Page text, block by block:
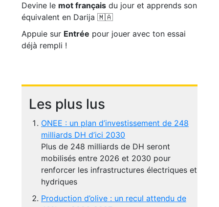
Devine le mot français du jour et apprends son
équivalent en Darija 🇲🇦
Appuie sur Entrée pour jouer avec ton essai
déjà rempli !
Les plus lus
ONEE : un plan d’investissement de 248
milliards DH d’ici 2030
Plus de 248 milliards de DH seront
mobilisés entre 2026 et 2030 pour
renforcer les infrastructures électriques et
hydriques
Production d’olive : un recul attendu de